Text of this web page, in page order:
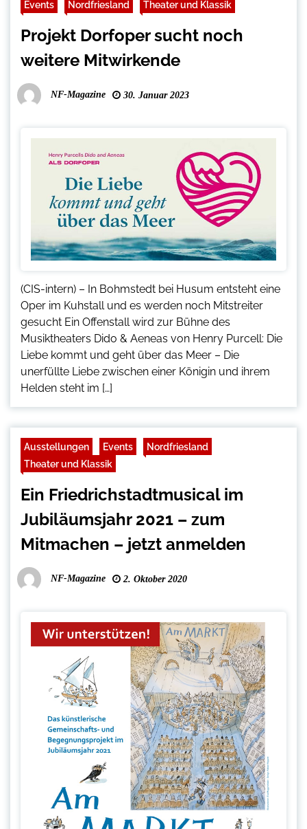
Events Nordfriesland Theater und Klassik
Projekt Dorfoper sucht noch
weitere Mitwirkende
NF-Magazine 30. Januar 2023
(CIS-intern) – In Bohmstedt bei Husum entsteht eine
Oper im Kuhstall und es werden noch Mitstreiter
gesucht Ein Offenstall wird zur Bühne des
Musiktheaters Dido & Aeneas von Henry Purcell: Die
Liebe kommt und geht über das Meer – Die
unerfüllte Liebe zwischen einer Königin und ihrem
Helden steht im […]
Ausstellungen Events
Nordfriesland
Theater und Klassik
Ein Friedrichstadtmusical im
Jubiläumsjahr 2021 – zum
Mitmachen – jetzt anmelden
NF-Magazine 2. Oktober 2020